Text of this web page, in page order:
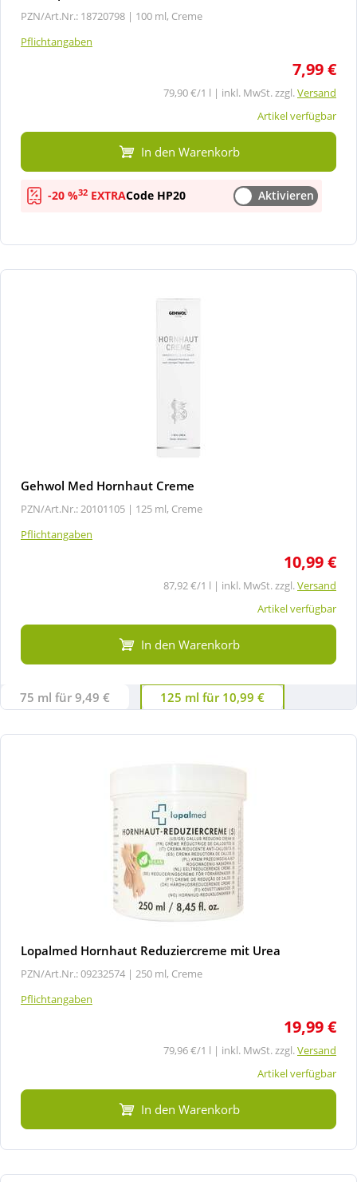
PZN/Art.Nr.: 18720798 | 100 ml, Creme
Pflichtangaben
7,99 €
79,90 €/1 l | inkl. MwSt. zzgl.Versand
Artikel verfügbar
In den Warenkorb
-20 %32 EXTRACode HP20 Aktivieren
Gehwol Med Hornhaut Creme
PZN/Art.Nr.: 20101105 | 125 ml, Creme
Pflichtangaben
10,99 €
87,92 €/1 l | inkl. MwSt. zzgl.Versand
Artikel verfügbar
In den Warenkorb
75 ml für 9,49 € 125 ml für 10,99 €
Lopalmed Hornhaut Reduziercreme mit Urea
PZN/Art.Nr.: 09232574 | 250 ml, Creme
Pflichtangaben
19,99 €
79,96 €/1 l | inkl. MwSt. zzgl.Versand
Artikel verfügbar
In den Warenkorb